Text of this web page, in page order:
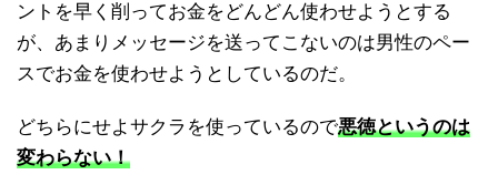
ントを早く削ってお金をどんどん使わせようとする
が、あまりメッセージを送ってこないのは男性のペー
スでお金を使わせようとしているのだ。
どちらにせよサクラを使っているので悪徳というのは
変わらない！